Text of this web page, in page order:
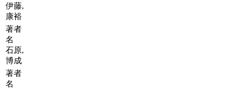
伊藤,
康裕
著者
名
石原,
博成
著者
名